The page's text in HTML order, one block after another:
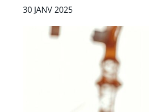
30 JANV 2025